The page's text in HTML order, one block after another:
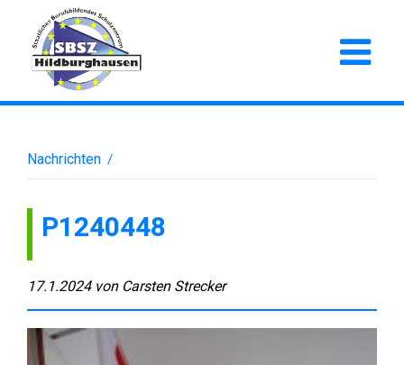
Nachrichten /
P1240448
17.1.2024 von Carsten Strecker